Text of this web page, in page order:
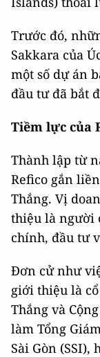
Trước đó,
Sakkara của
một số dự án
đầu tư đã bắt
Tiềm lực của
Thành lập từ
Refico gắn
Thắng. Vị
thiệu là người
chính, đầu tư
Đơn cử như
giới thiệu là
Thắng và
làm Tổng
Sài Gòn (SSI),